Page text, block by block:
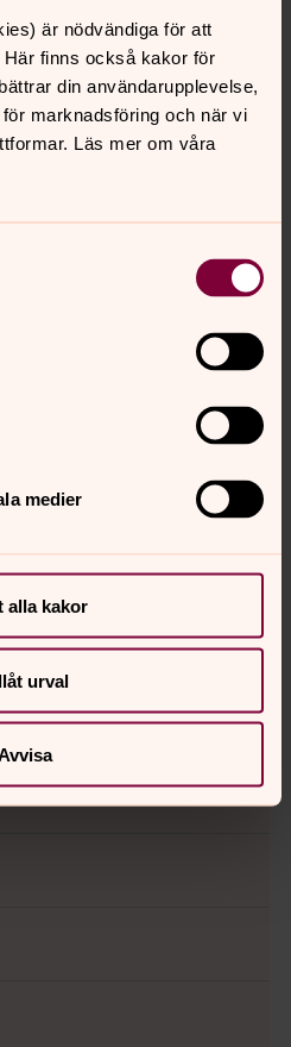
är nödvändiga för att
finns också kakor för
din användarupplevelse,
marknadsföring och när vi
Läs mer om våra
medier
alla kakor
urval